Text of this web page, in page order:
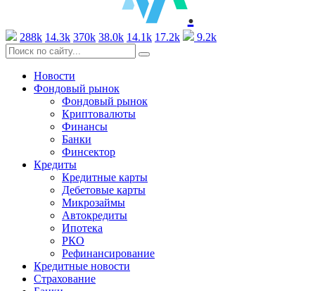
.
288k 14.3k 370k 38.0k 14.1k 17.2k 9.2k
Новости
Фондовый рынок
Фондовый рынок
Криптовалюты
Финансы
Банки
Финсектор
Кредиты
Кредитные карты
Дебетовые карты
Микрозаймы
Автокредиты
Ипотека
РКО
Рефинансирование
Кредитные новости
Страхование